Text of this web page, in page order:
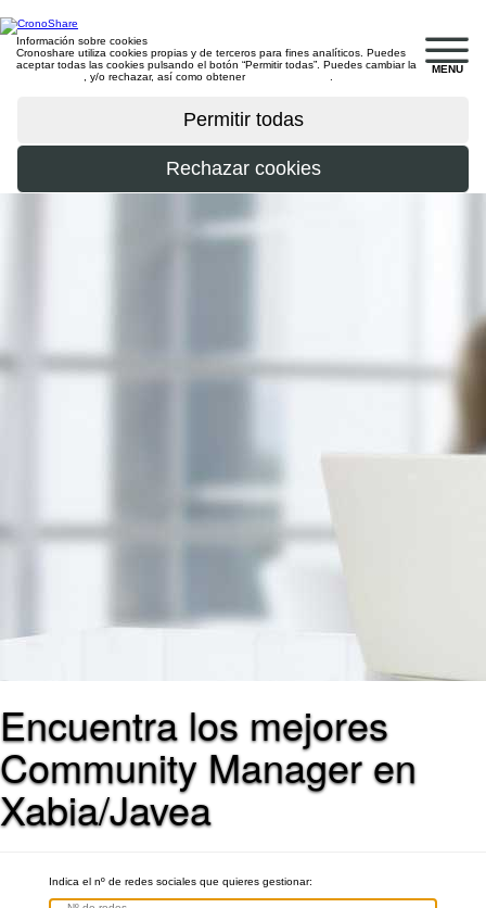
MENU
Información sobre cookies
Cronoshare utiliza cookies propias y de terceros para fines analíticos. Puedes
aceptar todas las cookies pulsando el botón “Permitir todas”. Puedes cambiar la
, y/o rechazar, así como obtener
Encuentra los mejores
Community Manager en
Xabia/Javea
Indica el nº de redes sociales que quieres gestionar: